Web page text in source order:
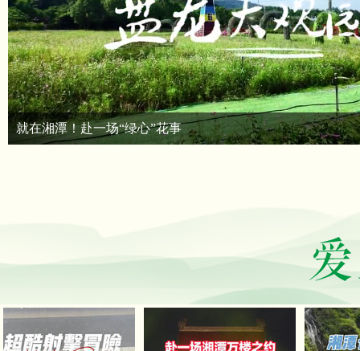
就在湘潭！赴一场“绿心”花事